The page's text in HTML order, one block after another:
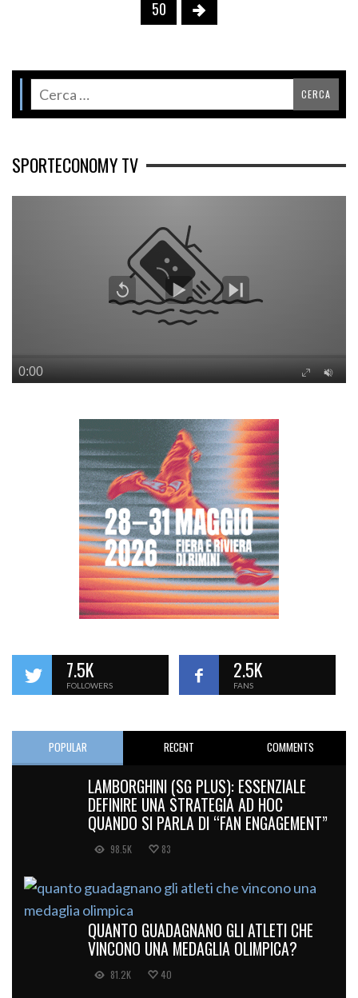
50
SPORTECONOMY TV
7.5K
FOLLOWERS
2.5K
FANS
POPULAR RECENT COMMENTS
LAMBORGHINI (SG PLUS): ESSENZIALE
DEFINIRE UNA STRATEGIA AD HOC
QUANDO SI PARLA DI “FAN ENGAGEMENT”
98.5K 83
QUANTO GUADAGNANO GLI ATLETI CHE
VINCONO UNA MEDAGLIA OLIMPICA?
81.2K 40